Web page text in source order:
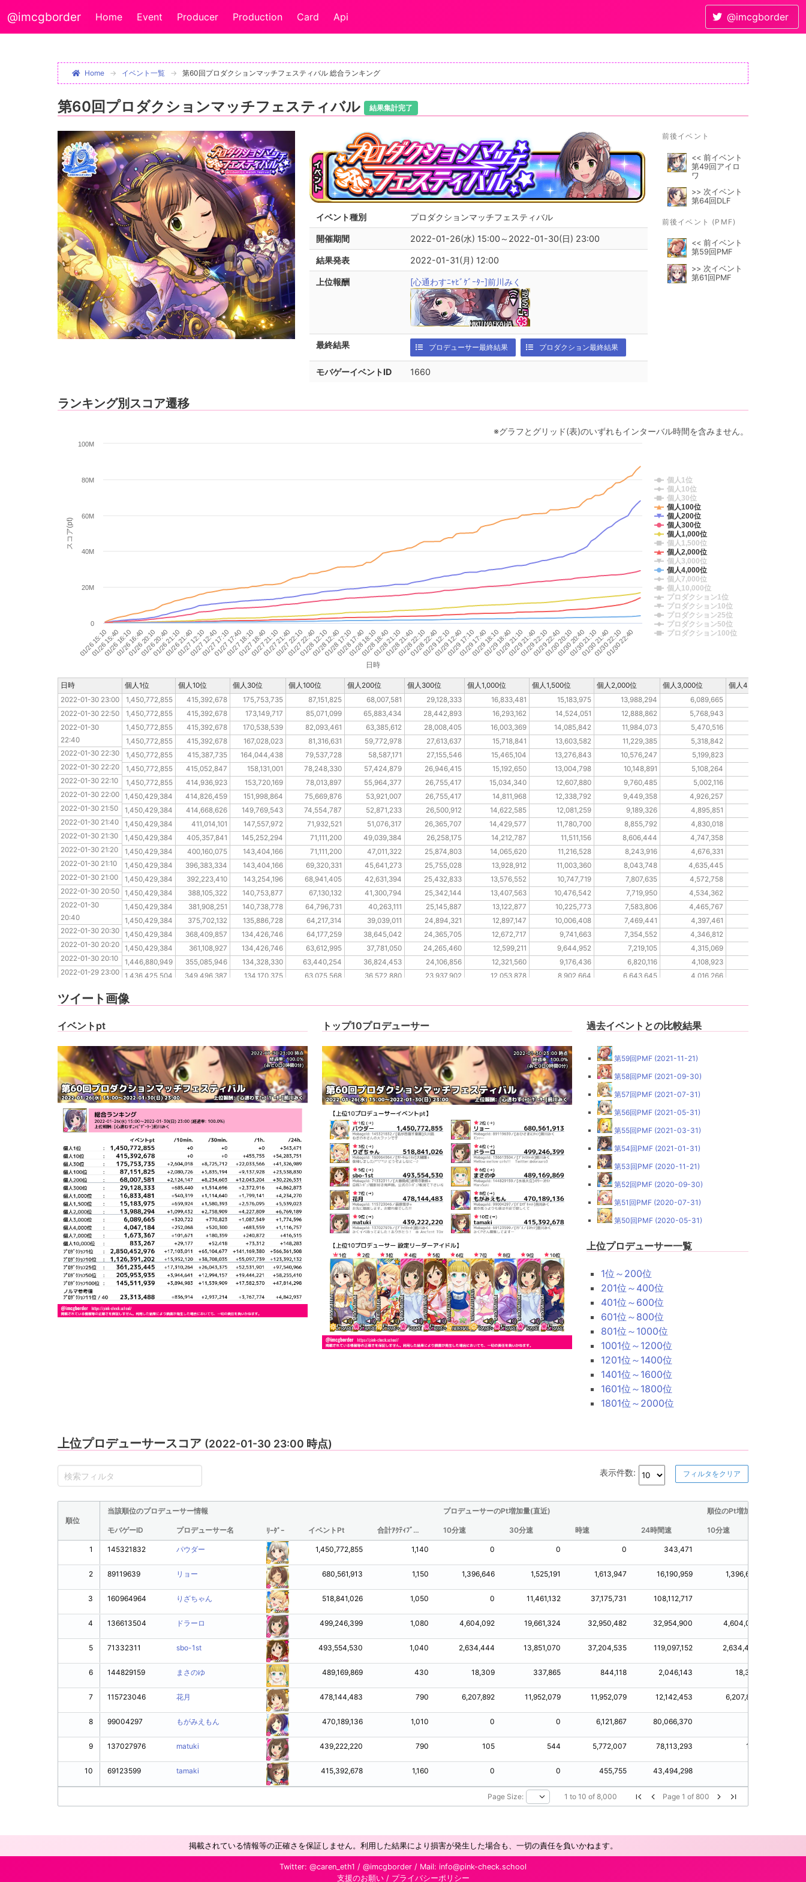
@imcgborder Home Event Producer Production Card Api @imcgborder
Home イベント一覧 第60回プロダクションマッチフェスティバル 総合ランキング
第60回プロダクションマッチフェスティバル 結果集計完了
イベント種別 プロダクションマッチフェスティバル
開催期間 2022-01-26(水) 15:00～2022-01-30(日) 23:00
結果発表 2022-01-31(月) 12:00
上位報酬 [心通わすﾆｬﾋﾞｹﾞｰﾀｰ]前川みく
最終結果 プロデューサー最終結果 プロダクション最終結果
モバゲーイベントID 1660
前後イベント
<< 前イベント
第49回アイロ
ワ
>> 次イベント
第64回DLF
前後イベント (PMF)
<< 前イベント
第59回PMF
>> 次イベント
第61回PMF
ランキング別スコア遷移
※グラフとグリッド(表)のいずれもインターバル時間を含みません。
日時
スコア(pt)
個人1位
個人10位
個人30位
個人100位
個人200位
個人300位
個人1,000位
個人1,500位
個人2,000位
個人3,000位
個人4,000位
個人7,000位
個人10,000位
プロダクション1位
プロダクション10位
プロダクション25位
プロダクション50位
プロダクション100位
01/26 15:10
01/26 15:40
01/26 16:10
01/26 16:40
01/26 20:10
01/26 20:40
01/26 21:10
01/26 21:40
01/27 12:10
01/27 12:40
01/27 17:10
01/27 17:40
01/27 18:10
01/27 18:40
01/27 21:10
01/27 21:40
01/27 22:10
01/27 22:40
01/28 12:10
01/28 12:40
01/28 17:10
01/28 17:40
01/28 18:10
01/28 18:40
01/28 21:10
01/28 21:40
01/28 22:10
01/28 22:40
01/29 12:10
01/29 12:40
01/29 17:10
01/29 17:40
01/29 18:10
01/29 18:40
01/29 21:10
01/29 21:40
01/29 22:10
01/29 22:40
01/30 20:10
01/30 20:40
01/30 21:10
01/30 21:40
01/30 22:10
01/30 22:40
0
20M
40M
60M
80M
100M
2022-01-30 23:00 1,450,772,855 415,392,678 175,753,735 87,151,825 68,007,581 29,128,333 16,833,481 15,183,975 13,988,294 6,089,665
2022-01-30 22:50
1,450,772,855 415,392,678 173,149,717 85,071,099 65,883,434 28,442,893 16,293,162 14,524,051 12,888,862 5,768,943
2022-01-30 22:40
1,450,772,855 415,392,678 170,538,539 82,093,461 63,385,612 28,008,405 16,003,369 14,085,842 11,984,073 5,470,516
2022-01-30 22:30
1,450,772,855 415,392,678 167,028,023 81,316,631 59,772,978 27,613,637 15,718,841 13,603,582 11,229,385 5,318,842
2022-01-30 22:20
1,450,772,855 415,387,735 164,044,438 79,537,728 58,587,171 27,155,546 15,465,104 13,276,843 10,576,247 5,199,823
2022-01-30 22:10
1,450,772,855 415,052,847 158,131,001 78,248,330 57,424,879 26,946,415 15,192,650 13,004,798 10,148,891 5,108,264
2022-01-30 22:00
1,450,772,855 414,936,923 153,720,169 78,013,897 55,964,377 26,755,417 15,034,340 12,607,880 9,760,485 5,002,116
2022-01-30 21:50
1,450,429,384 414,826,459 151,998,864 75,669,876 53,921,007 26,755,417 14,811,968 12,338,792 9,449,358 4,926,257
2022-01-30 21:40
1,450,429,384 414,668,626 149,769,543 74,554,787 52,871,233 26,500,912 14,622,585 12,081,259 9,189,326 4,895,851
2022-01-30 21:30
1,450,429,384 411,014,101 147,557,972 71,932,521 51,076,317 26,365,707 14,429,577 11,780,700 8,855,792 4,830,018
2022-01-30 21:20
1,450,429,384 405,357,841 145,252,294 71,111,200 49,039,384 26,258,175 14,212,787 11,511,156 8,606,444 4,747,358
2022-01-30 21:10
1,450,429,384 400,160,075 143,404,166 71,111,200 47,011,322 25,874,803 14,065,620 11,216,528 8,243,916 4,676,331
2022-01-30 21:00
1,450,429,384 396,383,334 143,404,166 69,320,331 45,641,273 25,755,028 13,928,912 11,003,360 8,043,748 4,635,445
2022-01-30 20:50
1,450,429,384 392,223,410 143,254,196 68,941,405 42,631,394 25,432,833 13,576,552 10,747,719 7,807,635 4,572,758
2022-01-30 20:40
1,450,429,384 388,105,322 140,753,877 67,130,132 41,300,794 25,342,144 13,407,563 10,476,542 7,719,950 4,534,362
2022-01-30 20:30
1,450,429,384 381,908,251 140,738,778 64,796,731 40,263,111 25,145,887 13,122,877 10,225,773 7,583,806 4,465,767
2022-01-30 20:20
1,450,429,384 375,702,132 135,886,728 64,217,314 39,039,011 24,894,321 12,897,147 10,006,408 7,469,441 4,397,461
2022-01-30 20:10
1,450,429,384 368,409,857 134,426,746 64,177,259 38,645,042 24,365,705 12,672,717 9,741,663 7,354,552 4,346,812
2022-01-29 23:00
1,450,429,384 361,108,927 134,426,746 63,612,995 37,781,050 24,265,460 12,599,211 9,644,952 7,219,105 4,315,069
2022-01-29 22:50
1,446,880,949 355,085,946 134,328,330 63,440,254 36,824,453 24,106,856 12,321,560 9,176,436 6,820,116 4,108,923
2022-01-29 22:40
1,436,425,504 349,496,387 134,170,375 63,075,568 36,572,880 23,937,902 12,053,878 8,902,664 6,643,645 4,016,266
2022-01-29 22:20
1,414,045,587 337,148,567 133,912,306 63,075,568 35,486,938 23,347,338 11,642,358 8,682,776 6,437,768 3,886,108
日時 個人1位 個人10位 個人30位 個人100位 個人200位 個人300位 個人1,000位 個人1,500位 個人2,000位 個人3,000位 個人4,000位
2022-01-30 23:00
2022-01-30 22:50
2022-01-30
22:40
2022-01-30 22:30
2022-01-30 22:20
2022-01-30 22:10
2022-01-30 22:00
2022-01-30 21:50
2022-01-30 21:40
2022-01-30 21:30
2022-01-30 21:20
2022-01-30 21:10
2022-01-30 21:00
2022-01-30 20:50
2022-01-30
20:40
2022-01-30 20:30
2022-01-30 20:20
2022-01-30 20:10
2022-01-29 23:00
2022-01-29
2022-01-29 22:30
日時
ツイート画像
イベントpt トップ10プロデューサー 過去イベントとの比較結果
第59回PMF (2021-11-21)
第58回PMF (2021-09-30)
第57回PMF (2021-07-31)
第56回PMF (2021-05-31)
第55回PMF (2021-03-31)
第54回PMF (2021-01-31)
第53回PMF (2020-11-21)
第52回PMF (2020-09-30)
第51回PMF (2020-07-31)
第50回PMF (2020-05-31)
上位プロデューサー一覧
1位～200位
201位～400位
401位～600位
601位～800位
801位～1000位
1001位～1200位
1201位～1400位
1401位～1600位
1601位～1800位
1801位～2000位
上位プロデューサースコア (2022-01-30 23:00 時点)
表示件数: フィルタをクリア
順位
当該順位のプロデューサー情報 プロデューサーのPt増加量(直近) 順位のPt増加量(直近)
モバゲーID プロデューサー名 ﾘｰﾀﾞｰ イベントPt 合計ｱｸﾃｨﾌﾞ時間(分/観測されたものからの推定値) 10分速 30分速 時速 24時間速 10分速
1
2
3
4
5
6
7
8
9
10
145321832 パウダー 1,450,772,855 1,140 0 0 0 343,471
89119639 リョー 680,561,913 1,150 1,396,646 1,525,191 1,613,947 16,190,959 1,396,646
160964964 りざちゃん 518,841,026 1,050 0 11,461,132 37,175,731 108,112,717
136613504 ドラーロ 499,246,399 1,080 4,604,092 19,661,324 32,950,482 32,954,900 4,604,092
71332311 sbo-1st 493,554,530 1,040 2,634,444 13,851,070 37,204,535 119,097,152 2,634,444
144829159 まさのゆ 489,169,869 430 18,309 337,865 844,118 2,046,143 18,309
115723046 花月 478,144,483 790 6,207,892 11,952,079 11,952,079 12,142,453 6,207,892
99004297 もがみえもん 470,189,136 1,010 0 0 6,121,867 80,066,370
137027976 matuki 439,222,220 790 105 544 5,772,007 78,113,293 105
69123599 tamaki 415,392,678 1,160 0 0 455,755 43,494,298
Page Size: 1 to 10 of 8,000 Page 1 of 800
掲載されている情報等の正確さを保証しません。利用した結果により損害が発生した場合も、一切の責任を負いかねます。
Twitter: @caren_eth1 / @imcgborder / Mail: info@pink-check.school
支援のお願い/ プライバシーポリシー